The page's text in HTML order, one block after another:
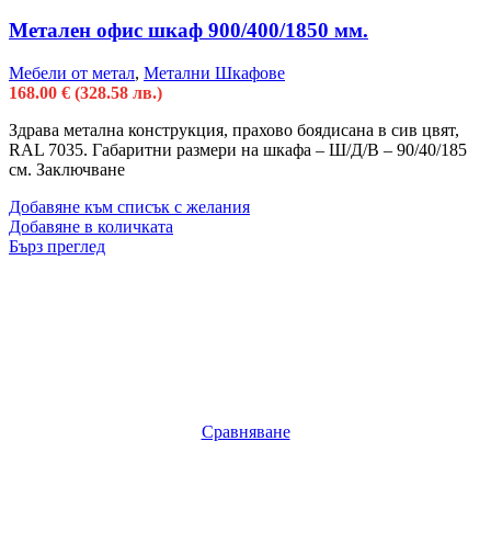
Метален офис шкаф 900/400/1850 мм.
Мебели от метал, Метални Шкафове
168.00 € (328.58 лв.)
Здрава метална конструкция, прахово боядисана в сив цвят,
RAL 7035. Габаритни размери на шкафа – Ш/Д/В – 90/40/185
см. Заключване
Добавяне към списък с желания
Добавяне в количката
Бърз преглед
Сравняване